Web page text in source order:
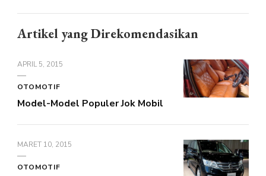
Artikel yang Direkomendasikan
APRIL 5, 2015
OTOMOTIF
Model-Model Populer Jok Mobil
MARET 10, 2015
OTOMOTIF